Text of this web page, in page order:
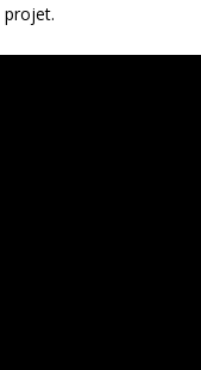
projet.